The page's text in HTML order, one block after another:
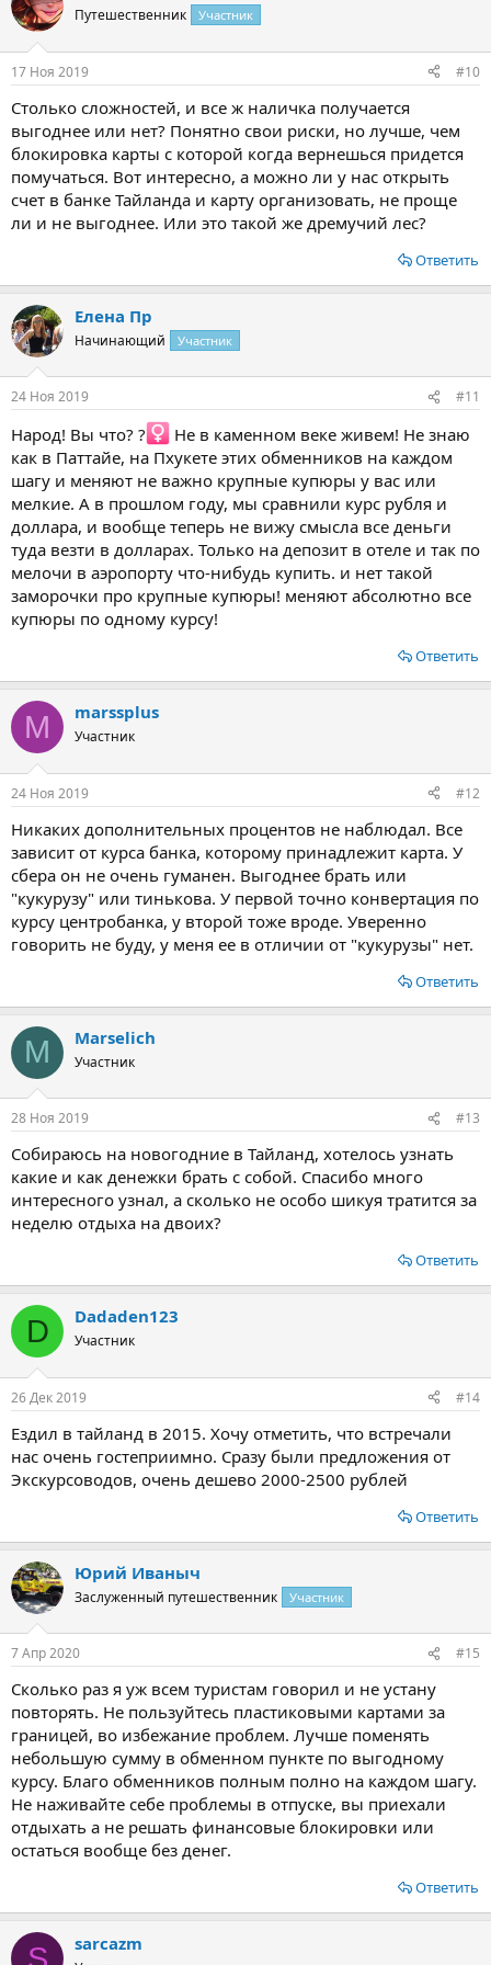
Несколько удобнее – Халва и Тинькофф.
Что учесть перед путешествием в Таиланд
Теперь необязательно обналичивать все средства. Пусть их
будет три вида: на карточке, наличными, а часть дома оставьте.
Пусть будет тот, кто может выслать их в экстренном случае.
Как вариант, оформляют несколько карточек, чтобы в случае
лишения одной у вас не возникло непредвиденных проблем, и
вы использовали бы другую. Дополнительная мера –
он вместо вас сможет получить карту взамен утерянной/
украденной, с тем, чтобы отправить вам.
Банк нужно предварительно уведомлять. Некоторые из них
тщательно соблюдают меры безопасности и блокируют карты,
когда совершается несанкционированная покупка. Особенно
их настораживает заграничная активность.
Валюта в Таиланде
В аэропорту вам непременно потребуются наличные средства.
Это могут быть доллары USD, их обменивают на тайские баты
ТНВ. Это нужно при проезде до отеля, если путевкой не
предусмотрен трансфер, и при внесении оплаты за отель, когда
бронь не предусмотрена.
Но в аэропорту курс обмена USD / ТНВ будет затратным.
Можно найти обменники тайских банков Siam Commercial Bank
и Krungthai Bank. Это приемлемый вариант.
Каждое путешествие за границу – это финансовый риск.
Позаботьтесь о том, чтобы запасы были практичными и
разумными. Ваше мнение по поводу карт и наличности
сформируется очень быстро, но можно использовать чужой
опыт и избегать ошибок, которые несут неприятности.
Путешественник Участник
17 Ноя 2019 #10
Столько сложностей, и все ж наличка получается
выгоднее или нет? Понятно свои риски, но лучше, чем
блокировка карты с которой когда вернешься придется
помучаться. Вот интересно, а можно ли у нас открыть
счет в банке Тайланда и карту организовать, не проще
ли и не выгоднее. Или это такой же дремучий лес?
Ответить
Елена Пр
Начинающий Участник
24 Ноя 2019 #11
Народ! Вы что? ?‍
Не в каменном веке живем! Не знаю
как в Паттайе, на Пхукете этих обменников на каждом
шагу и меняют не важно крупные купюры у вас или
мелкие. А в прошлом году, мы сравнили курс рубля и
доллара, и вообще теперь не вижу смысла все деньги
туда везти в долларах. Только на депозит в отеле и так по
мелочи в аэропорту что-нибудь купить. и нет такой
заморочки про крупные купюры! меняют абсолютно все
купюры по одному курсу!
Ответить
M marssplus
Участник
24 Ноя 2019 #12
Никаких дополнительных процентов не наблюдал. Все
зависит от курса банка, которому принадлежит карта. У
сбера он не очень гуманен. Выгоднее брать или
"кукурузу" или тинькова. У первой точно конвертация по
курсу центробанка, у второй тоже вроде. Уверенно
говорить не буду, у меня ее в отличии от "кукурузы" нет.
Ответить
M Marselich
Участник
28 Ноя 2019 #13
Собираюсь на новогодние в Тайланд, хотелось узнать
какие и как денежки брать с собой. Спасибо много
интересного узнал, а сколько не особо шикуя тратится за
неделю отдыха на двоих?
Ответить
D Dadaden123
Участник
26 Дек 2019 #14
Ездил в тайланд в 2015. Хочу отметить, что встречали
нас очень гостеприимно. Сразу были предложения от
Экскурсоводов, очень дешево 2000-2500 рублей
Ответить
Юрий Иваныч
Заслуженный путешественник Участник
7 Апр 2020 #15
Сколько раз я уж всем туристам говорил и не устану
повторять. Не пользуйтесь пластиковыми картами за
границей, во избежание проблем. Лучше поменять
небольшую сумму в обменном пункте по выгодному
курсу. Благо обменников полным полно на каждом шагу.
Не наживайте себе проблемы в отпуске, вы приехали
отдыхать а не решать финансовые блокировки или
остаться вообще без денег.
Ответить
S sarcazm